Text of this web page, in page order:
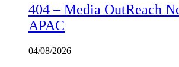
404 – Media OutReach
APAC
04/08/2026